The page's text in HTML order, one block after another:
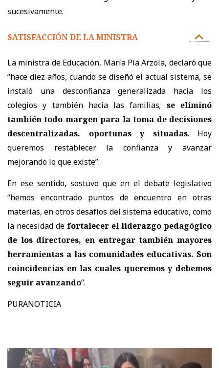
sucesivamente.
SATISFACCIÓN DE LA MINISTRA
La ministra de Educación, María Pía Arzola, declaró que
“hace diez años, cuando se diseñó el actual sistema, se
instaló una desconfianza generalizada hacia los
colegios y también hacia las familias; se eliminó
también todo margen para la toma de decisiones
descentralizadas, oportunas y situadas. Hoy
queremos restablecer la confianza y avanzar
mejorando lo que existe”.
En ese sentido, sostuvo que en el debate legislativo
“hemos encontrado puntos de encuentro en otras
materias, en otros desafíos del sistema educativo, como
la necesidad de fortalecer el liderazgo pedagógico
de los directores, en entregar también mayores
herramientas a las comunidades educativas. Son
coincidencias en las cuales queremos y debemos
seguir avanzando”.
PURANOTICIA